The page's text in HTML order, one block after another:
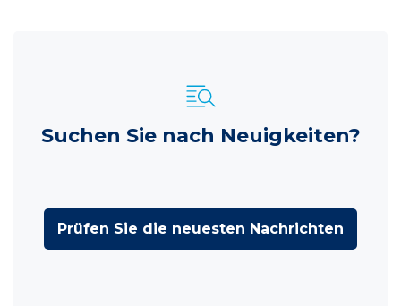
Suchen Sie nach Neuigkeiten?
Prüfen Sie die neuesten Nachrichten